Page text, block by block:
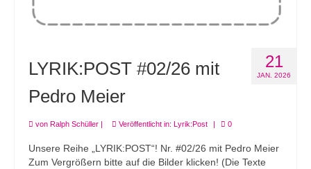
21
JAN. 2026
LYRIK:POST #02/26 mit
Pedro Meier
von Ralph Schüller | Veröffentlicht in: Lyrik:Post | 0
Unsere Reihe „LYRIK:POST“! Nr. #02/26 mit Pedro Meier
Zum Vergrößern bitte auf die Bilder klicken! (Die Texte